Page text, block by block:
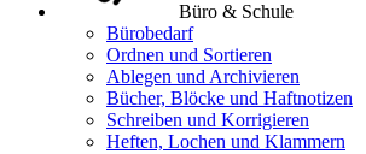
Büro & Schule
Bürobedarf
Ordnen und Sortieren
Ablegen und Archivieren
Bücher, Blöcke und Haftnotizen
Schreiben und Korrigieren
Heften, Lochen und Klammern